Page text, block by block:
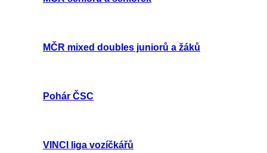
MČR mixed doubles juniorů a žáků
Pohár ČSC
VINCI liga vozíčkářů